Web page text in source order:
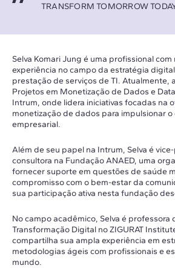
TRANSFORM TOMORROW
Selva Komari Jung é uma profissional
experiência no campo da estratégia
prestação de serviços de TI. Atualmente,
Projetos em Monetização de Dados e
Intrum, onde lidera iniciativas focadas na
monetização de dados para impulsionar
empresarial.
Além de seu papel na Intrum, Selva é
consultora na Fundação ANAED, uma
fornecer suporte em questões de saúde
compromisso com o bem-estar da
sua participação ativa nesta fundação
No campo acadêmico, Selva é professora
Transformação Digital no ZIGURAT
compartilha sua ampla experiência em
metodologias ágeis com profissionais e
mundo.